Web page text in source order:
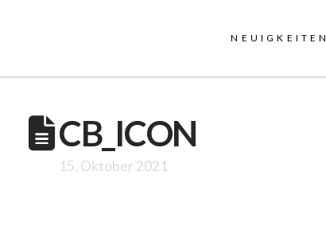
NEUIGKEITEN
CB_ICON
15. Oktober 2021